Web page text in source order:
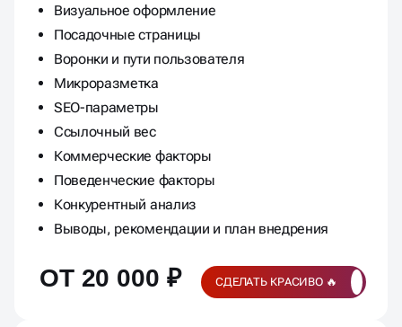
Визуальное оформление
Посадочные страницы
Воронки и пути пользователя
Микроразметка
SEO-параметры
Ссылочный вес
Коммерческие факторы
Поведенческие факторы
Конкурентный анализ
Выводы, рекомендации и план внедрения
ОТ 20 000 ₽ СДЕЛАТЬ КРАСИВО 🔥